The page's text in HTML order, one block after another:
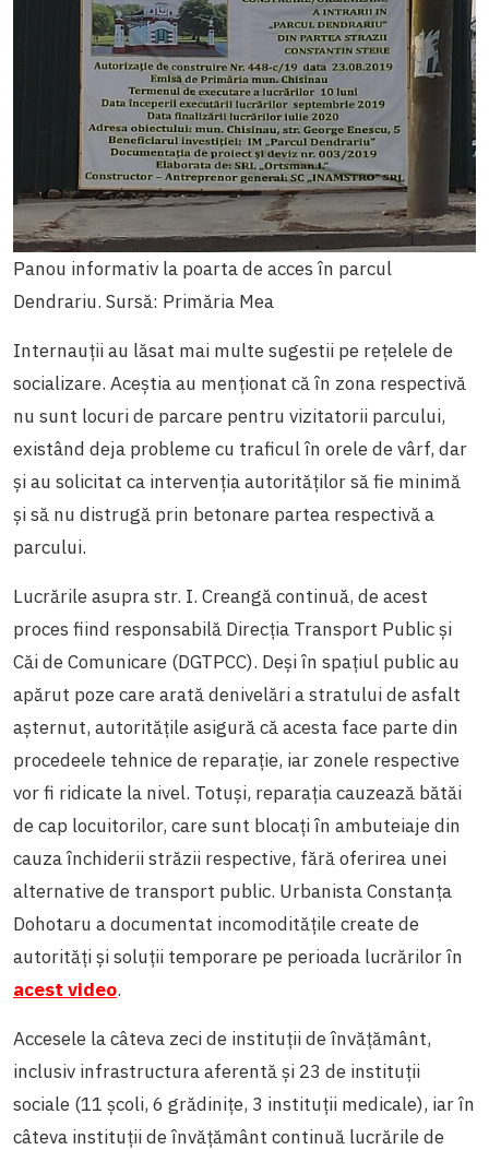
Panou informativ la poarta de acces în parcul
Dendrariu. Sursă: Primăria Mea
Internauții au lăsat mai multe sugestii pe rețelele de
socializare. Aceștia au menționat că în zona respectivă
nu sunt locuri de parcare pentru vizitatorii parcului,
existând deja probleme cu traficul în orele de vârf, dar
și au solicitat ca intervenția autorităților să fie minimă
și să nu distrugă prin betonare partea respectivă a
parcului.
Lucrările asupra str. I. Creangă continuă, de acest
proces fiind responsabilă Direcția Transport Public și
Căi de Comunicare (DGTPCC). Deși în spațiul public au
apărut poze care arată denivelări a stratului de asfalt
așternut, autoritățile asigură că acesta face parte din
procedeele tehnice de reparație, iar zonele respective
vor fi ridicate la nivel. Totuși, reparația cauzează bătăi
de cap locuitorilor, care sunt blocați în ambuteiaje din
cauza închiderii străzii respective, fără oferirea unei
alternative de transport public. Urbanista Constanța
Dohotaru a documentat incomoditățile create de
autorități și soluții temporare pe perioada lucrărilor în
acest video.
Accesele la câteva zeci de instituții de învățământ,
inclusiv infrastructura aferentă și 23 de instituții
sociale (11 școli, 6 grădinițe, 3 instituții medicale), iar în
câteva instituții de învățământ continuă lucrările de